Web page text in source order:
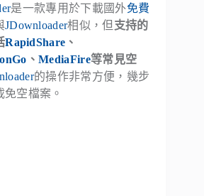
是一款專用於下載國外免費
JDownloader相似，但 支持的
RapidShare 、
、MediaFire等常見空
的操作非常方便，幾步
空檔案。